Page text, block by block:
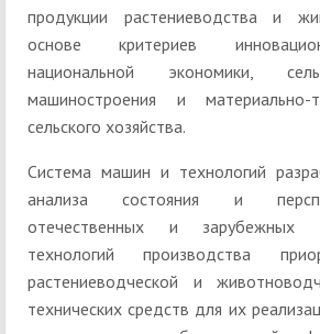
продукции растениеводства и
основе критериев
национальной экономики,
машиностроения и материально-
сельского хозяйства.
Система машин и технологий
анализа состояния и
отечественных и зарубежных
технологий производства
растениеводческой и
технических средств для их